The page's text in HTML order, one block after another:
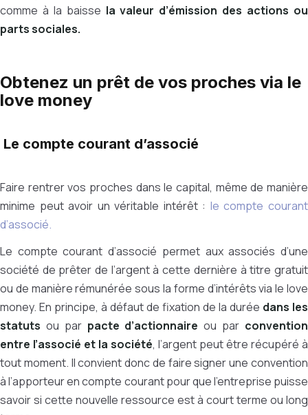
comme à la baisse la valeur d’émission des actions ou
parts sociales.
Obtenez un prêt de vos proches via le
love money
Le compte courant d’associé
Faire rentrer vos proches dans le capital, même de manière
minime peut avoir un véritable intérêt : le compte courant
d’associé.
Le compte courant d’associé permet aux associés d’une
société de prêter de l’argent à cette dernière à titre gratuit
ou de manière rémunérée sous la forme d’intérêts via le love
money. En principe, à défaut de fixation de la durée dans les
statuts ou par pacte d’actionnaire ou par convention
entre l’associé et la société, l’argent peut être récupéré à
tout moment. Il convient donc de faire signer une convention
à l’apporteur en compte courant pour que l’entreprise puisse
savoir si cette nouvelle ressource est à court terme ou long